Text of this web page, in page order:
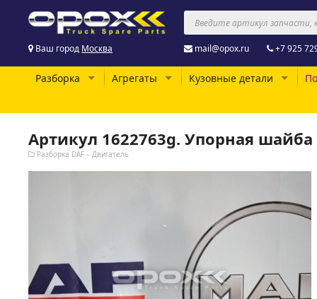
Ваш город Москва mail@opox.ru +7 925
Разборка Агрегаты Кузовные детали
Артикул 1622763g. Упорная шайба
Разборка DAF – Двигатель